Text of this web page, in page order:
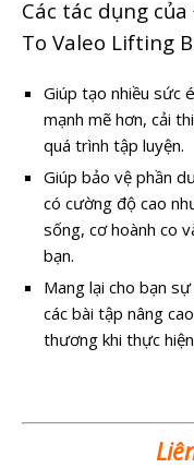
Các tác dụng
To Valeo Lifting
Giúp tạo nhiều sức
mạnh mẽ hơn, cải
quá trình tập luyện.
Giúp bảo vệ phần
có cường độ cao
sống, cơ hoành co
bạn.
Mang lại cho bạn
các bài tập nâng
thương khi thực